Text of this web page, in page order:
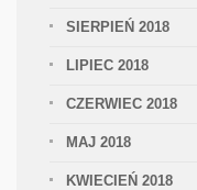
SIERPIEŃ 2018
LIPIEC 2018
CZERWIEC 2018
MAJ 2018
KWIECIEŃ 2018